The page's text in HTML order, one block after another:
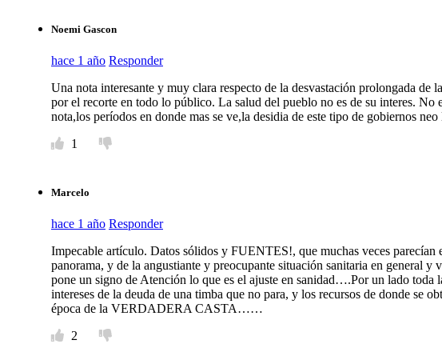
Noemi Gascon
hace 1 año Responder
Una nota interesante y muy clara respecto de la desvastación prolongada
por el recorte en todo lo público. La salud del pueblo no es de su interes. No
nota,los períodos en donde mas se ve,la desidia de este tipo de gobiernos
1
Marcelo
hace 1 año Responder
Impecable artículo. Datos sólidos y FUENTES!, que muchas veces
panorama, y de la angustiante y preocupante situación sanitaria en general
pone un signo de Atención lo que es el ajuste en sanidad….Por un lado toda
intereses de la deuda de una timba que no para, y los recursos de donde se
época de la VERDADERA CASTA……
2